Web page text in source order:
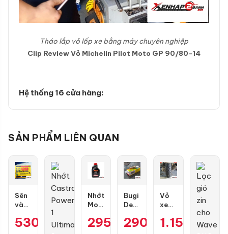
Tháo lắp vỏ lốp xe bằng máy chuyên nghiệp
Clip Review Vỏ Michelin Pilot Moto GP 90/80-14
Hệ thống 16 cửa hàng:
SẢN PHẨM LIÊN QUAN
Sên
vàng
9 ly
530.000₫
Nhớt
Motul
10W50
295.000₫
Bugi
Denso
Air
290.000₫
Vỏ
xe
Scoot
1.154.000